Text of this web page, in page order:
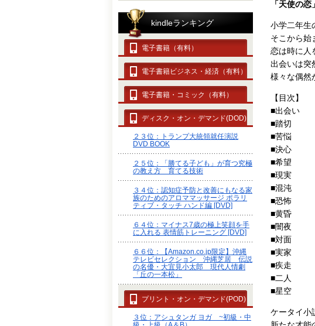
「天使の
小学二年生
そこから始
恋は時に人
出会いは突
様々な偶然
【目次】
■出会い
■踏切
■苦悩
■決心
■希望
■現実
■混沌
■恐怖
■黄昏
■闇夜
■対面
■実家
■疾走
■二人
■星空
ケータイ小
kindleランキング
電子書籍（有料）
電子書籍ビジネス・経済（有料）
電子書籍・コミック（有料）
ディスク・オン・デマンド(DOD)
２３位：トランプ大統領就任演説
DVD BOOK
２５位：「勝てる子ども」が育つ究極
の教え方 育てる技術
３４位：認知症予防と改善にもなる家
族のためのアロママッサージ ポラリ
ティブ・タッチ ハンド編 [DVD]
６４位：マイナス7歳の極上笑顔を手
に入れる 表情筋トレーニング [DVD]
６６位：【Amazon.co.jp限定】沖縄
テレビセレクション 沖縄芝居 伝説
の名優・大宜見小太郎 現代人情劇
「丘の一本松」
プリント・オン・デマンド(POD)
３位：アシュタンガ ヨガ ~初級・中